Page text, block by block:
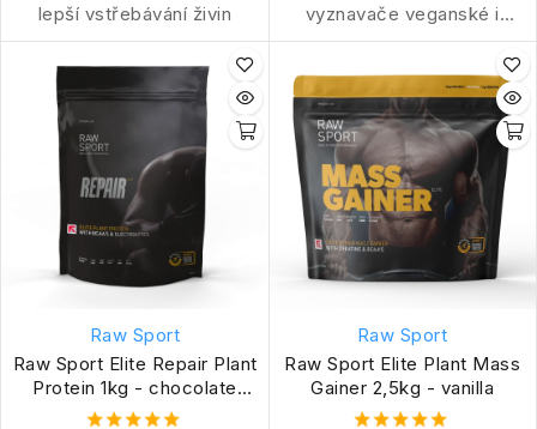
lepší vstřebávání živin
vyznavače veganské i
vegetariánské stravy
Raw Sport
Raw Sport Elite Repair Plant
Protein 1kg - chocolate
peanut
Raw Sport
Raw Sport Elite Plant Mass
Gainer 2,5kg - vanilla